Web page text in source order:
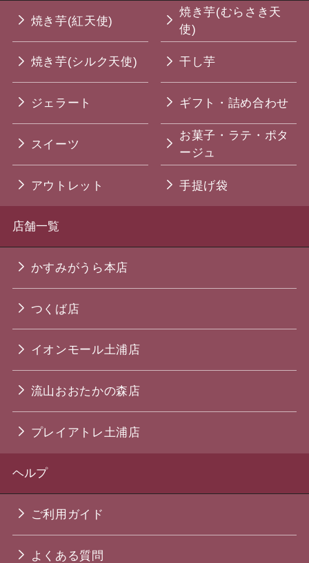
焼き芋(紅天使)
焼き芋(むらさき天
使)
焼き芋(シルク天使) 干し芋
ジェラート ギフト・詰め合わせ
スイーツ
お菓子・ラテ・ポタ
ージュ
アウトレット 手提げ袋
店舗一覧
かすみがうら本店
つくば店
イオンモール土浦店
流山おおたかの森店
プレイアトレ土浦店
ヘルプ
ご利用ガイド
よくある質問